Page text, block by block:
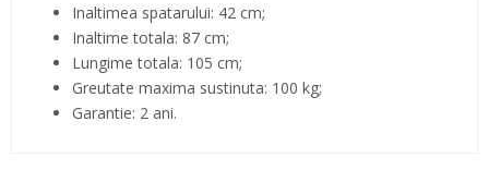
Inaltimea spatarului: 42 cm;
Inaltime totala: 87 cm;
Lungime totala: 105 cm;
Greutate maxima sustinuta: 100 kg;
Garantie: 2 ani.